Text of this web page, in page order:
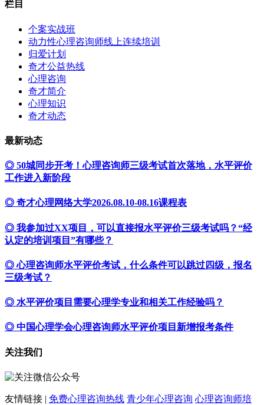
栏目
个案实战班
动力性心理咨询师线上连续培训
归爱计划
奇才公益热线
心理咨询
奇才简介
心理知识
奇才动态
最新动态
◎ 50城同步开考！心理咨询师三级考试首次落地，水平评价
工作进入新阶段
◎ 奇才心理网络大学2026.08.10-08.16课程表
◎ 我参加过XX项目，可以直接报水平评价三级考试吗？“经
认定的培训项目”有哪些？
◎ 心理咨询师水平评价考试，什么条件可以跳过四级，报名
三级考试？
◎ 水平评价项目需要心理学专业和相关工作经验吗？
◎ 中国心理学会心理咨询师水平评价项目新增报考条件
关注我们
友情链接 | 免费心理咨询热线 青少年心理咨询 心理咨询师培